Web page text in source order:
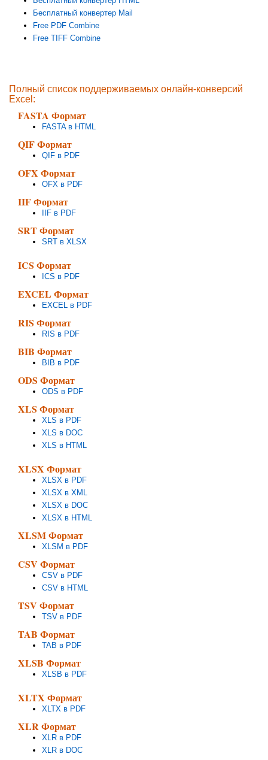
Бесплатный конвертер Mail
Free PDF Combine
Free TIFF Combine
Полный список поддерживаемых онлайн-конверсий
Excel:
FASTA Формат
FASTA в HTML
QIF Формат
QIF в PDF
OFX Формат
OFX в PDF
IIF Формат
IIF в PDF
SRT Формат
SRT в XLSX
ICS Формат
ICS в PDF
EXCEL Формат
EXCEL в PDF
RIS Формат
RIS в PDF
BIB Формат
BIB в PDF
ODS Формат
ODS в PDF
XLS Формат
XLS в PDF
XLS в DOC
XLS в HTML
XLSX Формат
XLSX в PDF
XLSX в XML
XLSX в DOC
XLSX в HTML
XLSM Формат
XLSM в PDF
CSV Формат
CSV в PDF
CSV в HTML
TSV Формат
TSV в PDF
TAB Формат
TAB в PDF
XLSB Формат
XLSB в PDF
XLTX Формат
XLTX в PDF
XLR Формат
XLR в PDF
XLR в DOC